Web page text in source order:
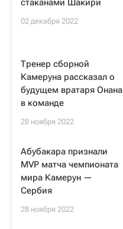
стаканами Шакири
02 декабря 2022
Тренер сборной
Камеруна рассказал о
будущем вратаря Онана
в команде
28 ноября 2022
Абубакара признали
MVP матча чемпионата
мира Камерун —
Сербия
28 ноября 2022